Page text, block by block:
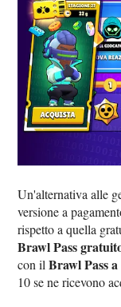
Un'alternativa alle
versione a
rispetto a quella
Brawl Pass
con ilBrawl Pass
10 se ne ricevono